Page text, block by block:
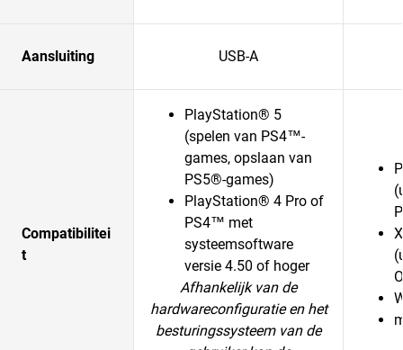
Aansluiting USB-A
Compatibilitei
t
PlayStation® 5
(spelen van PS4™-
games, opslaan van
PS5®-games)
PlayStation® 4 Pro of
PS4™ met
systeemsoftware
versie 4.50 of hoger
Afhankelijk van de
hardwareconfiguratie en het
besturingssysteem van de